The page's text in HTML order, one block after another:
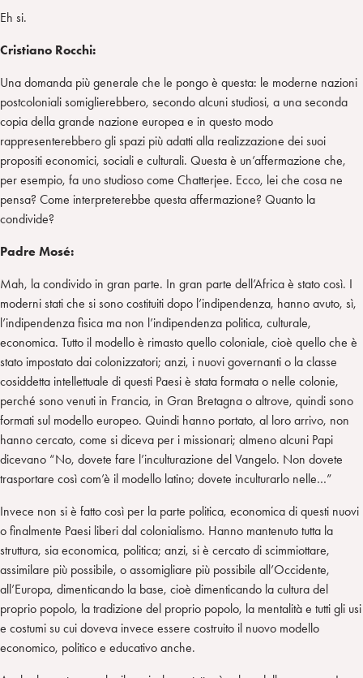
Eh si.
Cristiano Rocchi:
Una domanda più generale che le pongo è questa: le moderne nazioni
postcoloniali somiglierebbero, secondo alcuni studiosi, a una seconda
copia della grande nazione europea e in questo modo
rappresenterebbero gli spazi più adatti alla realizzazione dei suoi
propositi economici, sociali e culturali. Questa è un’affermazione che,
per esempio, fa uno studioso come Chatterjee. Ecco, lei che cosa ne
pensa? Come interpreterebbe questa affermazione? Quanto la
condivide?
Padre Mosé:
Mah, la condivido in gran parte. In gran parte dell’Africa è stato così. I
moderni stati che si sono costituiti dopo l’indipendenza, hanno avuto, sì,
l’indipendenza fisica ma non l’indipendenza politica, culturale,
economica. Tutto il modello è rimasto quello coloniale, cioè quello che è
stato impostato dai colonizzatori; anzi, i nuovi governanti o la classe
cosiddetta intellettuale di questi Paesi è stata formata o nelle colonie,
perché sono venuti in Francia, in Gran Bretagna o altrove, quindi sono
formati sul modello europeo. Quindi hanno portato, al loro arrivo, non
hanno cercato, come si diceva per i missionari; almeno alcuni Papi
dicevano “No, dovete fare l’inculturazione del Vangelo. Non dovete
trasportare così com’è il modello latino; dovete inculturarlo nelle…”
Invece non si è fatto così per la parte politica, economica di questi nuovi
o finalmente Paesi liberi dal colonialismo. Hanno mantenuto tutta la
struttura, sia economica, politica; anzi, si è cercato di scimmiottare,
assimilare più possibile, o assomigliare più possibile all’Occidente,
all’Europa, dimenticando la base, cioè dimenticando la cultura del
proprio popolo, la tradizione del proprio popolo, la mentalità e tutti gli usi
e costumi su cui doveva invece essere costruito il nuovo modello
economico, politico e educativo anche.